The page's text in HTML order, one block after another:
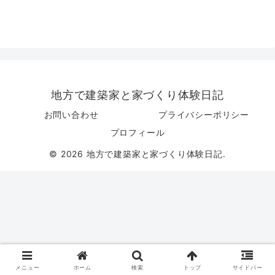
地方で建築家と家づくり体験日記
お問い合わせ
プライバシーポリシー
プロフィール
© 2026 地方で建築家と家づくり体験日記.
メニュー ホーム 検索 トップ サイドバー